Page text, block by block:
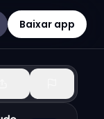
Baixar app